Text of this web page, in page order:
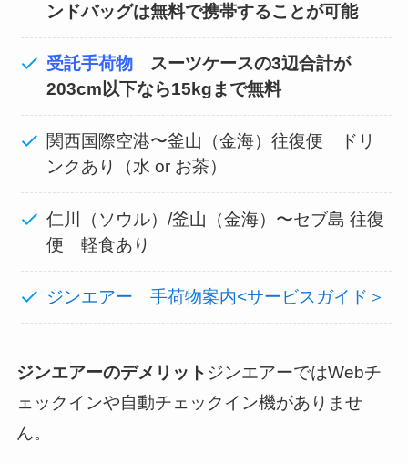
ンドバッグは無料で携帯することが可能
受託手荷物スーツケースの3辺合計が
203cm以下なら15kgまで無料
関西国際空港〜釜山（金海）往復便 ドリ
ンクあり（水 or お茶）
仁川（ソウル）/釜山（金海）〜セブ島 往復
便 軽食あり
ジンエアー 手荷物案内<サービスガイド＞
ジンエアーのデメリット ジンエアーではWebチ
ェックインや自動チェックイン機がありませ
ん。